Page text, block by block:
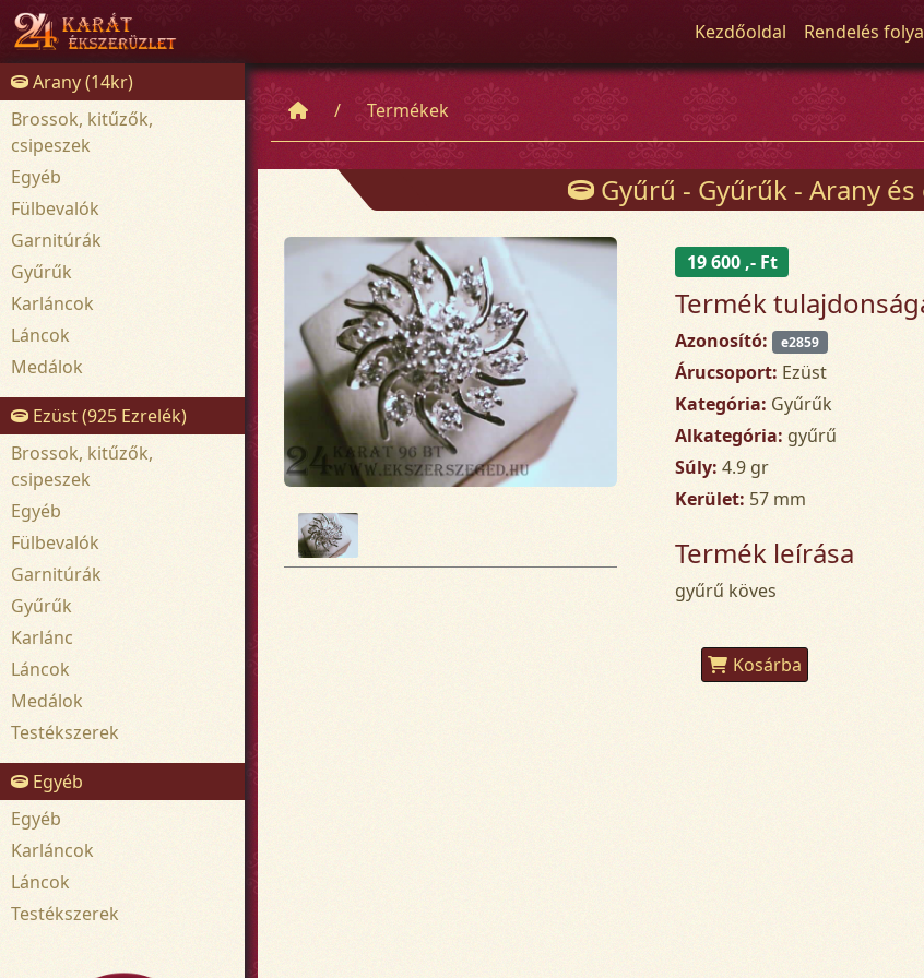
Kezdőoldal Rendelés
Arany (14kr)
Brossok, kitűzők,
csipeszek
Egyéb
Fülbevalók
Garnitúrák
Gyűrűk
Karláncok
Láncok
Medálok
Ezüst (925 Ezrelék)
Brossok, kitűzők,
csipeszek
Egyéb
Fülbevalók
Garnitúrák
Gyűrűk
Karlánc
Láncok
Medálok
Testékszerek
Egyéb
Egyéb
Karláncok
Láncok
Testékszerek
Termékek
Gyűrű - Gyűrűk - Arany
19 600 ,- Ft
Termék
Azonosító: e2859
Árucsoport: Ezüst
Kategória: Gyűrűk
Alkategória: gyűrű
Súly: 4.9 gr
Kerület: 57 mm
Termék leírása
gyűrű köves
Kosárba